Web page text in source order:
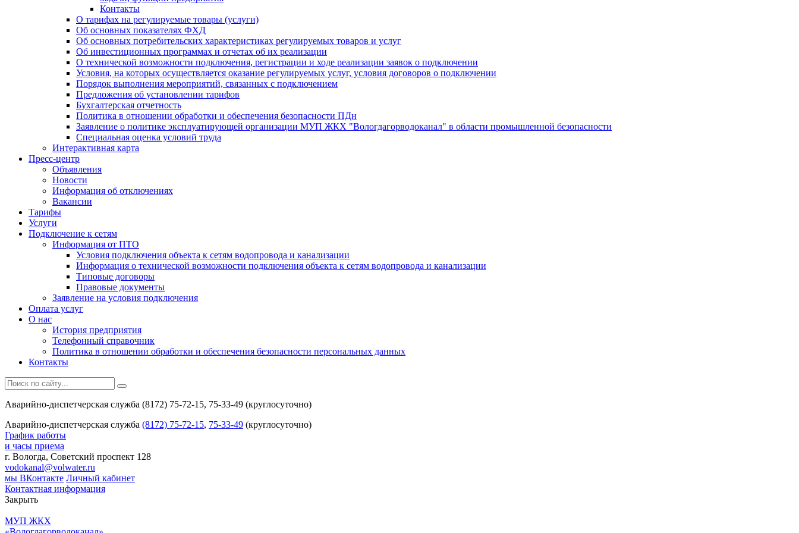
Контакты
О тарифах на регулируемые товары (услуги)
Об основных показателях ФХД
Об основных потребительских характеристиках регулируемых товаров и услуг
Об инвестиционных программах и отчетах об их реализации
О технической возможности подключения, регистрации и ходе реализации заявок о подключении
Условия, на которых осуществляется оказание регулируемых услуг, условия договоров о подключении
Порядок выполнения мероприятий, связанных с подключением
Предложения об установлении тарифов
Бухгалтерская отчетность
Политика в отношении обработки и обеспечения безопасности ПДн
Заявление о политике эксплуатирующей организации МУП ЖКХ "Вологдагорводоканал" в области промышленной безопасности
Специальная оценка условий труда
Интерактивная карта
Пресс-центр
Объявления
Новости
Информация об отключениях
Вакансии
Тарифы
Услуги
Подключение к сетям
Информация от ПТО
Условия подключения объекта к сетям водопровода и канализации
Информация о технической возможности подключения объекта к сетям водопровода и канализации
Типовые договоры
Правовые документы
Заявление на условия подключения
Оплата услуг
О нас
История предприятия
Телефонный справочник
Политика в отношении обработки и обеспечения безопасности персональных данных
Контакты
Аварийно-диспетчерская служба (8172) 75-72-15, 75-33-49 (круглосуточно)
Аварийно-диспетчерская служба (8172) 75-72-15, 75-33-49 (круглосуточно)
График работы
и часы приема
г. Вологда, Советский проспект 128
vodokanal@volwater.ru
мы ВКонтакте Личный кабинет
Контактная информация
Закрыть
МУП ЖКХ